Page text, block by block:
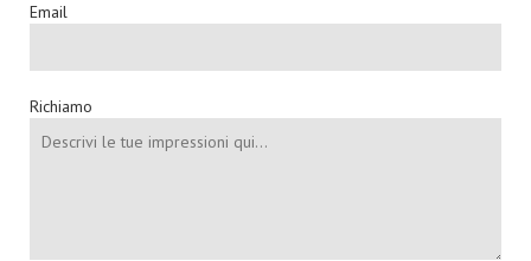
Email
Richiamo